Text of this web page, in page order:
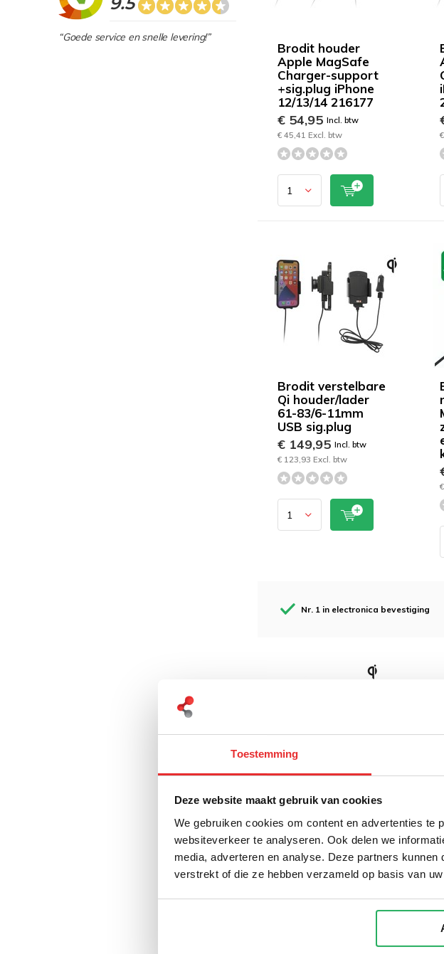
Toestemming
Deze website maakt gebruik van cookies
We gebruiken cookies om content en advertenties te
websiteverkeer te analyseren. Ook delen we
media, adverteren en analyse. Deze partners
verstrekt of die ze hebben verzameld op basis van
Brodit houder
Apple MagSafe
Charger-support
+sig.plug iPhone
12/13/14 216177
€ 54,95 Incl. btw
€ 45,41 Excl. btw
Brodit verstelbare
Qi houder/lader
61-83/6-11mm
USB sig.plug
€ 149,95 Incl. btw
€ 123,93 Excl. btw
Nr. 1 in electronica bevestiging
Brodit
houder/lader Qi
Apple iPhone
12/12 Pro fixed
installatie
€ 127,95Incl. btw
“Goede service en snelle levering!”